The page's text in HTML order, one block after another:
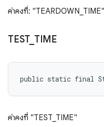
ค่าคงที่: "TEARDOWN_TIME"
TEST_ TIME
public static final
ค่าคงที่ "TEST_TIME"